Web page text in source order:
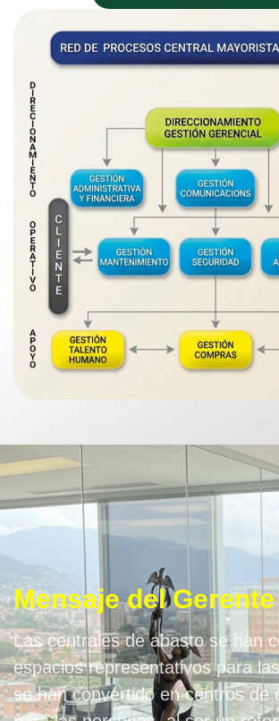
Mensaje del Gerente
Las centrales de abasto se han
espacios representativos para
se han convertido en centros de